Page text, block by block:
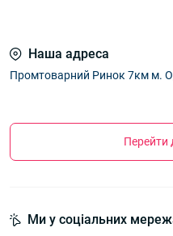
Наша адреса
Промтоварний Ринок 7км м.
Перейти
Ми у соціальних